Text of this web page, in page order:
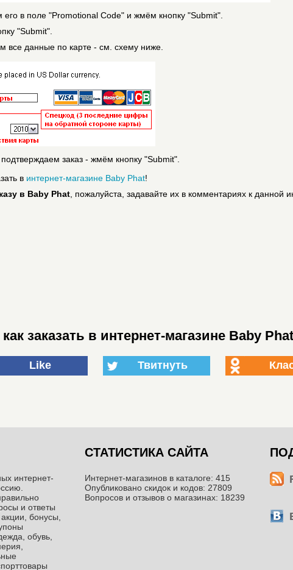
его в поле "Promotional Code" и жмём кнопку "Submit".
"Submit".
все данные по карте - см. схему ниже.
заказ - жмём кнопку "Submit".
в интернет-магазине Baby Phat!
в Baby Phat , пожалуйста, задавайте их в комментариях к данной
заказать в интернет-магазине Baby
Like Твитнуть
интернет-
и ответы
бонусы,
обувь,
СТАТИСТИКА САЙТА
Интернет-магазинов в каталоге: 415
Опубликовано скидок и кодов: 27809
Вопросов и отзывов о магазинах: 18239